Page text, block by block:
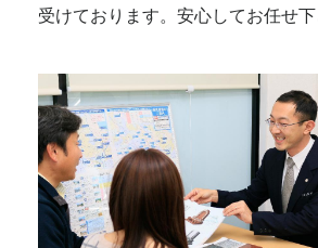
受けております。安心してお任せ下